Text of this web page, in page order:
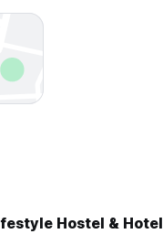
Hostel & Hotel